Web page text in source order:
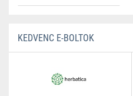
KEDVENC E-BOLTOK